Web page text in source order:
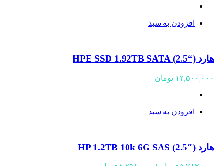
افزودن به سبد
هارد (“HPE SSD 1.92TB SATA (2.5
۱۲,۵۰۰,۰۰۰ تومان
افزودن به سبد
هارد HP 1.2TB 10k 6G SAS (2.5″)